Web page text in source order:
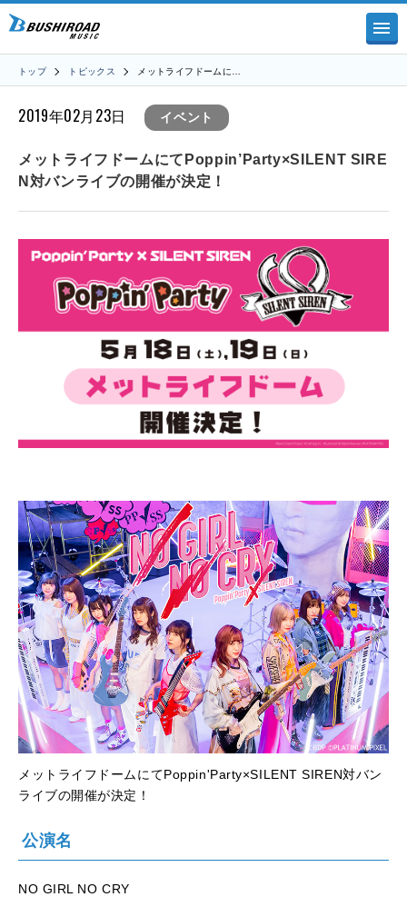
トップ トピックス メットライフドームに…
2019年02月23日 イベント
メットライフドームにてPoppin’Party×SILENT SIRE
N対バンライブの開催が決定！
メットライフドームにてPoppin'Party×SILENT SIREN対バン
ライブの開催が決定！
公演名
NO GIRL NO CRY